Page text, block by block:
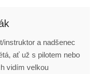
instruktor a nadšenec
ať už s pilotem nebo
vidím velkou